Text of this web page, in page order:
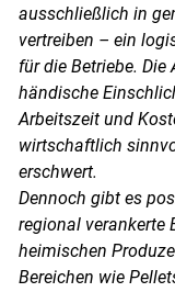
ausschließlich in
vertreiben – ein
für die Betriebe.
händische
Arbeitszeit und
wirtschaftlich
erschwert.
Dennoch gibt es
regional verankerte
heimischen
Bereichen wie